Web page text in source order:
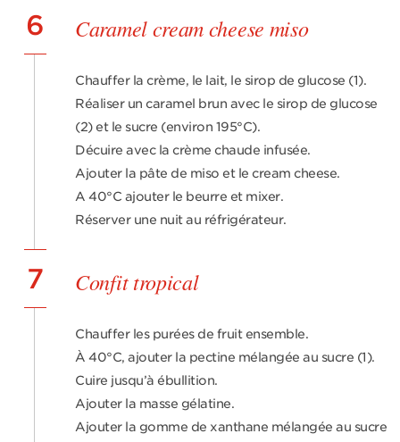
6 Caramel cream cheese miso
Chauffer la crème, le lait, le sirop de glucose (1).
Réaliser un caramel brun avec le sirop de glucose
(2) et le sucre (environ 195°C).
Décuire avec la crème chaude infusée.
Ajouter la pâte de miso et le cream cheese.
A 40°C ajouter le beurre et mixer.
Réserver une nuit au réfrigérateur.
7 Confit tropical
Chauffer les purées de fruit ensemble.
À 40°C, ajouter la pectine mélangée au sucre (1).
Cuire jusqu’à ébullition.
Ajouter la masse gélatine.
Ajouter la gomme de xanthane mélangée au sucre